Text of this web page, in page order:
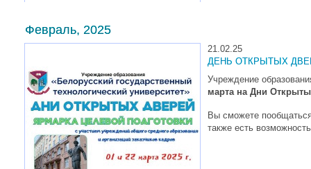
Февраль, 2025
21.02.25
ДЕНЬ ОТКРЫТЫХ
Учреждение
марта на Дни
Вы сможете пообщаться
также есть